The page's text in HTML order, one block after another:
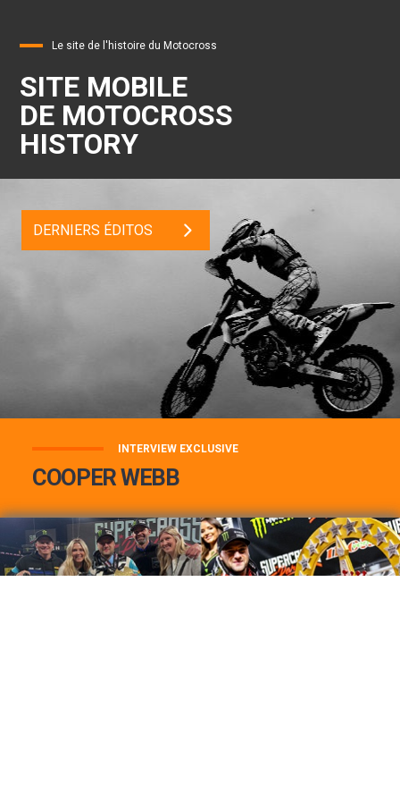
Le site de l'histoire du Motocross
SITE MOBILE
DE MOTOCROSS
HISTORY
DERNIERS ÉDITOS
INTERVIEW EXCLUSIVE
COOPER WEBB